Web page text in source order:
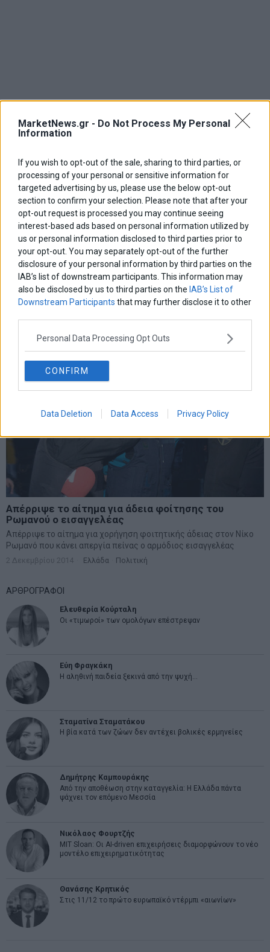
MarketNews.gr - Do Not Process My Personal
Information
If you wish to opt-out of the sale, sharing to third parties, or
processing of your personal or sensitive information for
targeted advertising by us, please use the below opt-out
section to confirm your selection. Please note that after your
opt-out request is processed you may continue seeing
interest-based ads based on personal information utilized by
us or personal information disclosed to third parties prior to
your opt-out. You may separately opt-out of the further
disclosure of your personal information by third parties on the
IAB’s list of downstream participants. This information may
also be disclosed by us to third parties on the IAB’s List of
Downstream Participants that may further disclose it to other
Personal Data Processing Opt Outs
CONFIRM
Data Deletion Data Access Privacy Policy
Απέρριψε το αίτημα για άδεια φοίτησης του
Ρωμανού ο εισαγγελέας
Απέρριψε το αίτημα για χορήγηση φοιτητικής άδειας στον Νίκο
Ρωμανό που κάνει απεργία πείνας ο αρμόδιος εισαγγελέας
2 Δεκεμβρίου 2014 Ελλάδα Πολιτική
ΑΡΘΡΟΓΡΑΦΟΙ
Ελευθερία Κούρταλη
Οι «τιμωροί» των ομολόγων επέστρεψαν
Εύη Φραγκάκη
Η αληθινή παιδεία ξεκινά από την ψυχή…
Σταματίνα Σταματάκου
Η βία κατά των ζώων δεν αντέχει βολικές ερμηνείες
Δημήτρης Καμπουράκης
Από την αποθέωση στην καταγγελία: Η Ελλάδα πάντα
ψάχνει τον επόμενο Μεσσία
Νικόλαος Φουρτζής
MIT Sloan: Οι AI-driven επιχειρήσεις διαμορφώνουν το νέο
μοντέλο επιχειρηματικότητας
Θανάσης Κρητικός
Στις 11/12 το πρώτο ευρωπαϊκό ντέρμπι «αιωνίων»